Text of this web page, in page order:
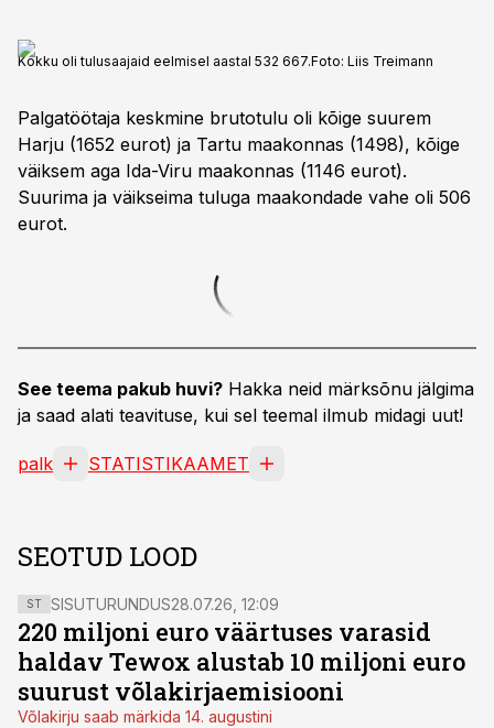
Kokku oli tulusaajaid eelmisel aastal 532 667.Foto: Liis Treimann
Palgatöötaja keskmine brutotulu oli kõige suurem
Harju (1652 eurot) ja Tartu maakonnas (1498), kõige
väiksem aga Ida-Viru maakonnas (1146 eurot).
Suurima ja väikseima tuluga maakondade vahe oli 506
eurot.
See teema pakub huvi? Hakka neid märksõnu jälgima
ja saad alati teavituse, kui sel teemal ilmub midagi uut!
palk STATISTIKAAMET
SEOTUD LOOD
ST SISUTURUNDUS28.07.26, 12:09
220 miljoni euro väärtuses varasid
haldav Tewox alustab 10 miljoni euro
suurust võlakirjaemisiooni
Võlakirju saab märkida 14. augustini